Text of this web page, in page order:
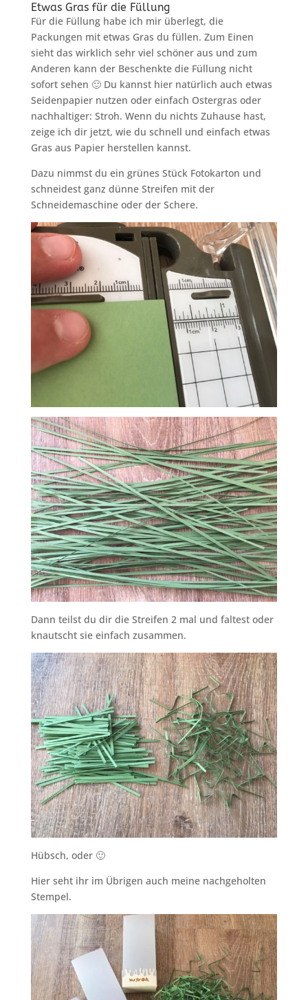
Etwas Gras für die Füllung
Für die Füllung habe ich mir überlegt, die
Packungen mit etwas Gras du füllen. Zum Einen
sieht das wirklich sehr viel schöner aus und zum
Anderen kann der Beschenkte die Füllung nicht
sofort sehen 🙂 Du kannst hier natürlich auch etwas
Seidenpapier nutzen oder einfach Ostergras oder
nachhaltiger: Stroh. Wenn du nichts Zuhause hast,
zeige ich dir jetzt, wie du schnell und einfach etwas
Gras aus Papier herstellen kannst.
Dazu nimmst du ein grünes Stück Fotokarton und
schneidest ganz dünne Streifen mit der
Schneidemaschine oder der Schere.
Dann teilst du dir die Streifen 2 mal und faltest oder
knautscht sie einfach zusammen.
Hübsch, oder 🙂
Hier seht ihr im Übrigen auch meine nachgeholten
Stempel.